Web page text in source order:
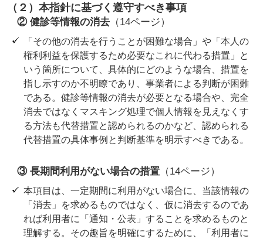
（２）本指針に基づく遵守すべき事項
② 健診等情報の消去 （14ページ）
「その他の消去を行うことが困難な場合」や「本人の
権利利益を保護するため必要なこれに代わる措置」と
いう箇所について、具体的にどのような場合、措置を
指し示すのか不明瞭であり、事業者による判断が困難
である。健診等情報の消去が必要となる場合や、完全
消去ではなくマスキング処理で個人情報を見えなくす
る方法も代替措置と認められるのかなど、認められる
代替措置の具体事例と判断基準を明示すべきである。
③ 長期間利用がない場合の措置 （14ページ）
本項目は、一定期間に利用がない場合に、当該情報の
「消去」を求めるものではなく、仮に消去するのであ
れば利用者に「通知・公表」することを求めるものと
理解する。その趣旨を明確にするために、「利用者に